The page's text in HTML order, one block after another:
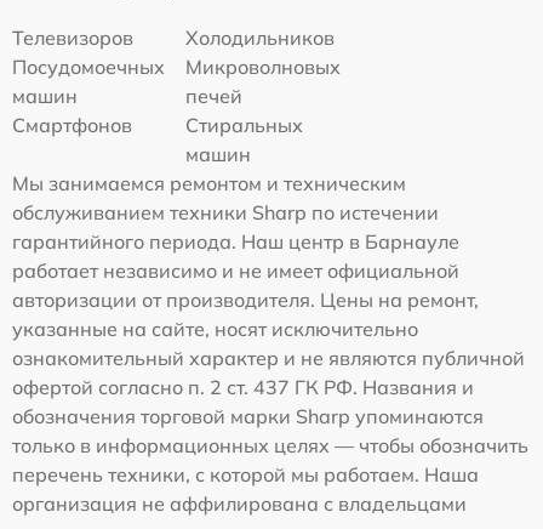
Телевизоров
Холодильников
Посудомоечных
машин
Микроволновых
печей
Смартфонов
Стиральных
машин
Мы занимаемся ремонтом и техническим
обслуживанием техники Sharp по истечении
гарантийного периода. Наш центр в Барнауле
работает независимо и не имеет официальной
авторизации от производителя. Цены на ремонт,
указанные на сайте, носят исключительно
ознакомительный характер и не являются публичной
офертой согласно п. 2 ст. 437 ГК РФ. Названия и
обозначения торговой марки Sharp упоминаются
только в информационных целях — чтобы обозначить
перечень техники, с которой мы работаем. Наша
организация не аффилирована с владельцами